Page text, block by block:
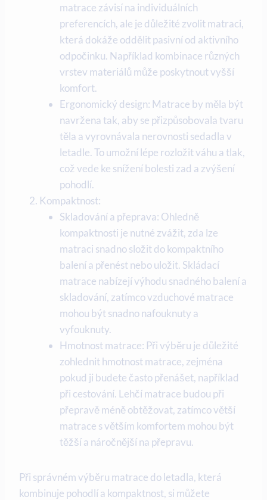
matrace závisí na individuálních
preferencích, ale je důležité zvolit matraci,
která dokáže oddělit pasivní od aktivního
odpočinku. Například kombinace různých
vrstev materiálů může poskytnout vyšší
komfort.
Ergonomický design: Matrace by měla být
navržena tak, aby se přizpůsobovala tvaru
těla a vyrovnávala nerovnosti sedadla v
letadle. To umožní lépe rozložit váhu a tlak,
což vede ke snížení bolesti zad a zvýšení
pohodlí.
Kompaktnost:
Skladování a přeprava: Ohledně
kompaktnosti je nutné zvážit, zda lze
matraci snadno složit do kompaktního
balení a přenést nebo uložit. Skládací
matrace nabízejí výhodu snadného balení a
skladování, zatímco vzduchové matrace
mohou být snadno nafouknuty a
vyfouknuty.
Hmotnost matrace: Při výběru je důležité
zohlednit hmotnost matrace, zejména
pokud ji budete často přenášet, například
při cestování. Lehčí matrace budou při
přepravě méně obtěžovat, zatímco větší
matrace s větším komfortem mohou být
těžší a náročnější na přepravu.
Při správném výběru matrace do letadla, která
kombinuje pohodlí a kompaktnost, si můžete